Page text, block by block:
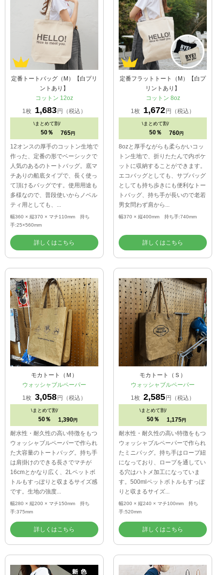
定番トートバッグ（M）【白プリ
ントあり】
コットン 12oz
1枚
1,683円（税込）
\まとめて割/
50％ 765 円
12オンスの厚手のコットン生地で
作った、定番の形でベーシックで
人気のあるのトートバッグ。底マ
チありの船底タイプで、長く使っ
て頂けるバッグです。使用用途も
多様なので、普段使いからノベル
ティ用としても、...
幅360 × 縦370 × マチ110mm 持ち
手:25×560mm
詳しくはこちら
定番フラットトート（M）【白プ
リントあり】
コットン 8oz
1枚
1,672円（税込）
\まとめて割/
50％ 760 円
8ozと厚手ながらも柔らかいコッ
トン生地で、折りたたんで内ポケ
ットに収納することができます。
エコバッグとしても、サブバッグ
としても持ち歩きにも便利なトー
トバッグ、持ち手が長いので老若
男女問わず肩から...
幅370 × 縦400mm 持ち手:740mm
詳しくはこちら
モカトート（Ｍ）
ウォッシャブルペーパー
1枚 3,058円（税込）
\まとめて割/
50％ 1,390 円
耐水性・耐久性の高い特徴をもつ
ウォッシャブルペーパーで作られ
た大容量のトートバッグ。持ち手
は肩掛けのできる長さでマチが
16cmとかなり広く、2Lペットボ
トルもすっぽりと収まるサイズ感
です。生地の強度...
幅280 × 縦200 × マチ150mm 持ち
手:375mm
詳しくはこちら
モカトート（Ｓ）
ウォッシャブルペーパー
1枚 2,585円（税込）
\まとめて割/
50％ 1,175 円
耐水性・耐久性の高い特徴をもつ
ウォッシャブルペーパーで作られ
たミニバッグ。持ち手はロープ紐
になっており、ロープを通してい
る穴はハトメ加工になっていま
す。500mlペットボトルもすっぽ
りと収まるサイズ...
幅200 × 縦240 × マチ100mm 持ち
手:520mm
詳しくはこちら